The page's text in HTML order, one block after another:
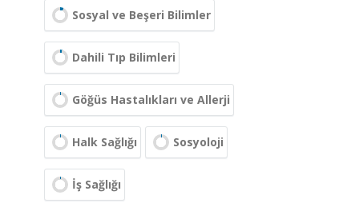
Sosyal ve Beşeri Bilimler
Dahili Tıp Bilimleri
Göğüs Hastalıkları ve Allerji
Halk Sağlığı Sosyoloji
İş Sağlığı